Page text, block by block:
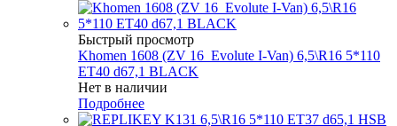
Быстрый просмотр
Khomen 1608 (ZV 16_Evolute I-Van) 6,5\R16 5*110
ET40 d67,1 BLACK
Нет в наличии
Подробнее